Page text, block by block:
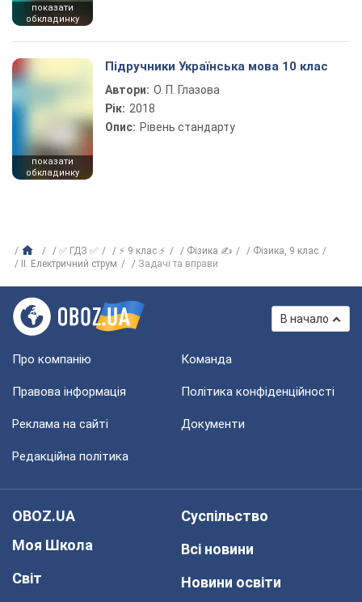
показати
обкладинку
показати
обкладинку
Підручники Українська мова 10 клас
Автори: О. П. Глазова
Рік: 2018
Опис: Рівень стандарту
✅ ГДЗ ✅ ⚡ 9 клас ⚡ Фізика ✍
Фізика, 9 клас
ІІ. Електричний струм
Задачі та вправи
В начало
Про компанію Команда
Правова інформація Політика конфіденційності
Реклама на сайті Документи
Редакційна політика
OBOZ.UA
Моя Школа
Світ
Суспільство
Всі новини
Новини освіти